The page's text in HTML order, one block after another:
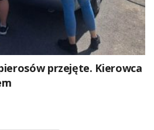
przejęte. Kierowca